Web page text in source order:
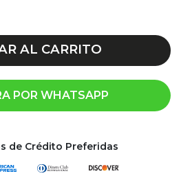
AL CARRITO
POR WHATSAPP
de Crédito Preferidas